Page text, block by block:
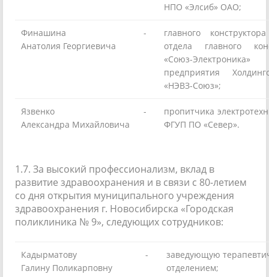
НПО «Элсиб» ОАО;
Финашина
Анатолия Георгиевича
-
главного
отдела главного
«Союз-
предприятия
«НЭВЗ-Союз»;
Язвенко
Александра Михайловича
-
пропитчика
ФГУП ПО «Север».
1.7. За высокий профессионализм, вклад в
развитие здравоохранения и в связи с 80-летием
со дня открытия муниципального учреждения
здравоохранения г. Новосибирска «Городская
поликлиника № 9», следующих сотрудников:
Кадырматову
Галину Поликарповну
-
заведующую
отделением;